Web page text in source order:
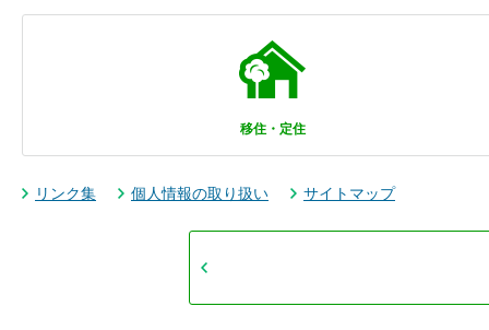
移住・定住
リンク集 個人情報の取り扱い サイトマップ